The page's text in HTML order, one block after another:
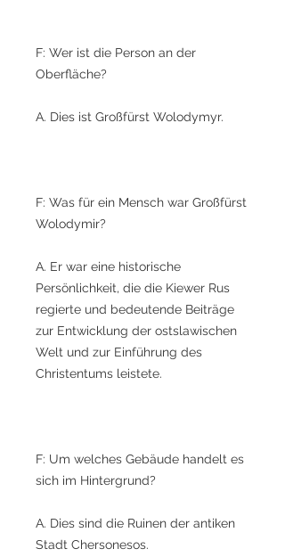
F: Wer ist die Person an der
Oberfläche?
A. Dies ist Großfürst Wolodymyr.
F: Was für ein Mensch war Großfürst
Wolodymir?
A. Er war eine historische
Persönlichkeit, die die Kiewer Rus
regierte und bedeutende Beiträge
zur Entwicklung der ostslawischen
Welt und zur Einführung des
Christentums leistete.
F: Um welches Gebäude handelt es
sich im Hintergrund?
A. Dies sind die Ruinen der antiken
Stadt Chersonesos.